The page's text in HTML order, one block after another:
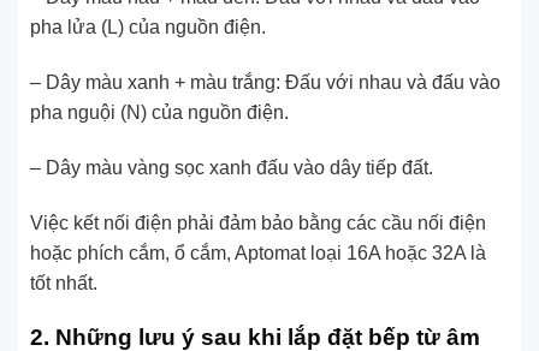
pha lửa (L) của nguồn điện.
– Dây màu xanh + màu trắng: Đấu với nhau và đấu vào
pha nguội (N) của nguồn điện.
– Dây màu vàng sọc xanh đấu vào dây tiếp đất.
Việc kết nối điện phải đảm bảo bằng các cầu nối điện
hoặc phích cắm, ổ cắm, Aptomat loại 16A hoặc 32A là
tốt nhất.
2. Những lưu ý sau khi lắp đặt bếp từ âm